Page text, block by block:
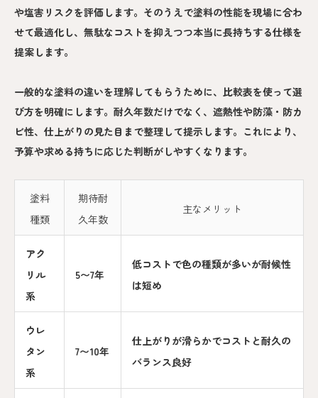
や塩害リスクを評価します。そのうえで塗料の性能を現場に合わ
せて最適化し、無駄なコストを抑えつつ本当に長持ちする仕様を
提案します。
一般的な塗料の違いを理解してもらうために、比較表を使って選
び方を明確にします。耐久年数だけでなく、遮熱性や防藻・防カ
ビ性、仕上がりの見た目まで整理して提示します。これにより、
予算や求める持ちに応じた判断がしやすくなります。
塗料
種類
期待耐
久年数
主なメリット
アク
リル
系
5〜7年
低コストで色の種類が多いが耐候性
は短め
ウレ
タン
系
7〜10年
仕上がりが滑らかでコストと耐久の
バランス良好